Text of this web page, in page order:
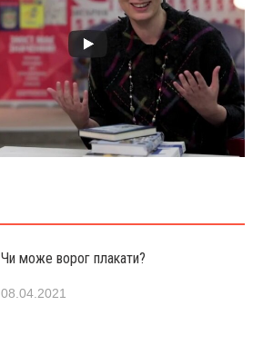
Чи може ворог плакати?
08.04.2021